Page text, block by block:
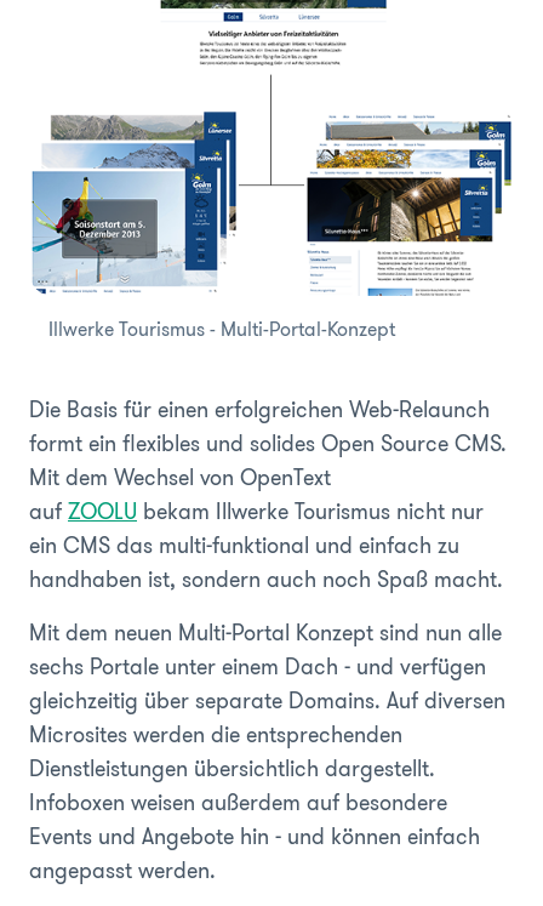
Illwerke Tourismus - Multi-Portal-Konzept
Die Basis für einen erfolgreichen Web-Relaunch
formt ein flexibles und solides Open Source CMS.
Mit dem Wechsel von OpenText
aufZOOLU bekam Illwerke Tourismus nicht nur
ein CMS das multi-funktional und einfach zu
handhaben ist, sondern auch noch Spaß macht.
Mit dem neuen Multi-Portal Konzept sind nun alle
sechs Portale unter einem Dach - und verfügen
gleichzeitig über separate Domains. Auf diversen
Microsites werden die entsprechenden
Dienstleistungen übersichtlich dargestellt.
Infoboxen weisen außerdem auf besondere
Events und Angebote hin - und können einfach
angepasst werden.